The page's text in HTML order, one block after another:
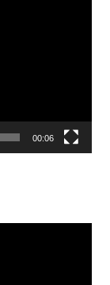
00:06